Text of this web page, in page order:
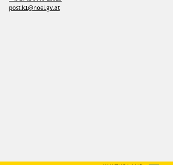
post.k1@noel.gv.at